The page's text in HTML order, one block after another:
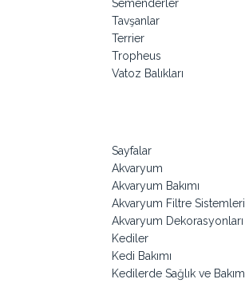
Semenderler
Tavşanlar
Terrier
Tropheus
Vatoz Balıkları
Sayfalar
Akvaryum
Akvaryum Bakımı
Akvaryum Filtre Sistemleri
Akvaryum Dekorasyonları
Kediler
Kedi Bakımı
Kedilerde Sağlık ve Bakım